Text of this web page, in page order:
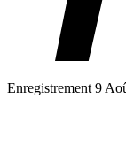
Enregistrement 9